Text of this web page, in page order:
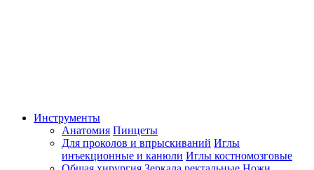
Инструменты
Анатомия Пинцеты
Для проколов и впрыскиваний Иглы
инъекционные и канюли Иглы костномозговые